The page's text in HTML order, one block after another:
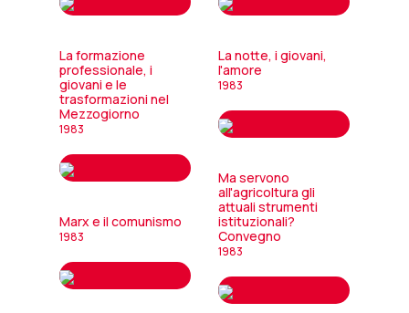
La formazione
professionale, i
giovani e le
trasformazioni nel
Mezzogiorno
1983
La notte, i giovani,
l'amore
1983
Ma servono
all'agricoltura gli
attuali strumenti
istituzionali?
Convegno
1983
Marx e il comunismo
1983